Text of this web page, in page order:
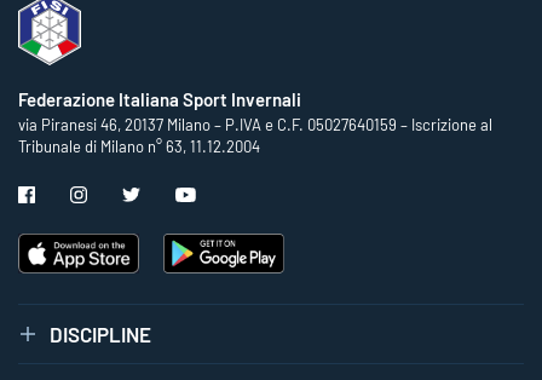
Federazione Italiana Sport Invernali
via Piranesi 46, 20137 Milano – P.IVA e C.F. 05027640159 – Iscrizione al
Tribunale di Milano n° 63, 11.12.2004
DISCIPLINE